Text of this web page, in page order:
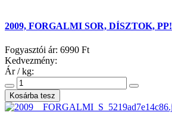
2009, FORGALMI SOR, DÍSZTOK, PP!
Fogyasztói ár: 6990 Ft
Kedvezmény:
Ár / kg: